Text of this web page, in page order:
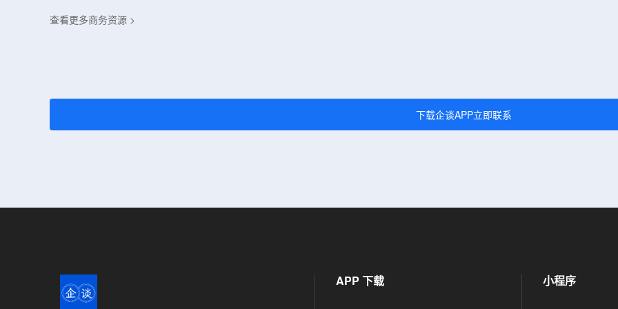
查看更多商务资源 >
下载企谈APP立即联系
APP 下载 小程序